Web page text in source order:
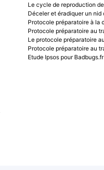
Le cycle de reproduction
Déceler et éradiquer un nid
Protocole préparatoire à la
Protocole préparatoire au
Le protocole préparatoire
Protocole préparatoire au
Etude Ipsos pour